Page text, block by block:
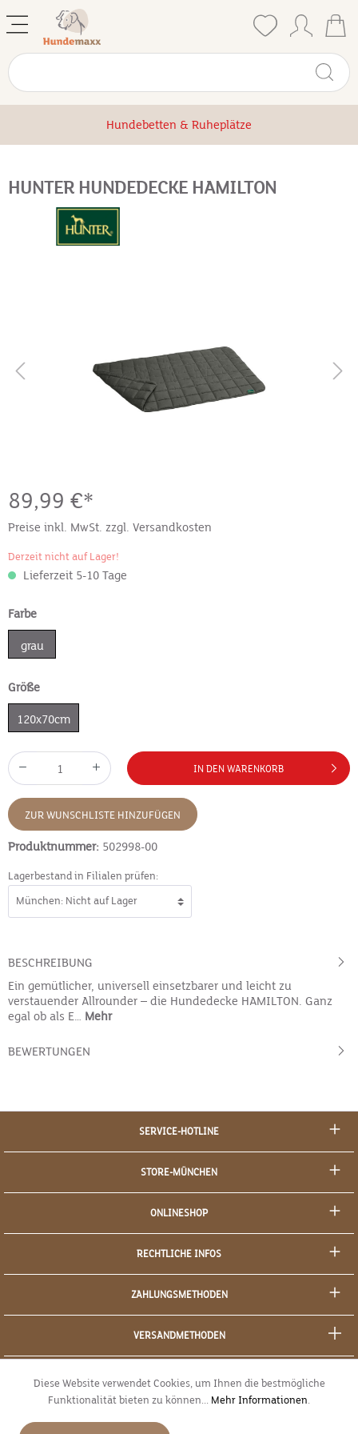
Hundebetten & Ruheplätze
HUNTER HUNDEDECKE HAMILTON
89,99 €*
Preise inkl. MwSt. zzgl. Versandkosten
Derzeit nicht auf Lager!
Lieferzeit 5-10 Tage
Farbe
grau
Größe
120x70cm
IN DEN WARENKORB
ZUR WUNSCHLISTE HINZUFÜGEN
Produktnummer: 502998-00
Lagerbestand in Filialen prüfen:
BESCHREIBUNG
Ein gemütlicher, universell einsetzbarer und leicht zu
verstauender Allrounder – die Hundedecke HAMILTON. Ganz
egal ob als E… Mehr
BEWERTUNGEN
SERVICE-HOTLINE
STORE-MÜNCHEN
ONLINESHOP
RECHTLICHE INFOS
ZAHLUNGSMETHODEN
VERSANDMETHODEN
Diese Website verwendet Cookies, um Ihnen die bestmögliche
Funktionalität bieten zu können... Mehr Informationen.